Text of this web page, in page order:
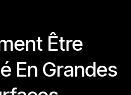
Être
En Grandes